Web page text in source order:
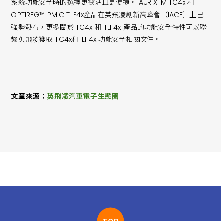
系統功能安全時的選擇更靈活且更便捷。 AURIXTM TC4x 和
OPTIREG™ PMIC TLF4x產品在英飛凌創新高峰會（IACE）上已
強勢發布，更多關於 TC4x 和 TLF4x 產品的功能安全特性可以聯
繫英飛凌獲取 TC4x和TLF4x 功能安全相關文件。
文章來源：英飛凌汽車電子生態圈